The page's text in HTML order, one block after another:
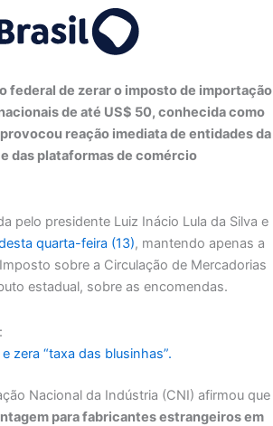
federal de zerar o imposto de importação
de até US$ 50, conhecida como
provocou reação imediata de entidades da
das plataformas de comércio
pelo presidente Luiz Inácio Lula da Silva e
quarta-feira (13), mantendo apenas a
sobre a Circulação de Mercadorias
estadual, sobre as encomendas.
zera “taxa das blusinhas”.
Nacional da Indústria (CNI) afirmou que
para fabricantes estrangeiros em